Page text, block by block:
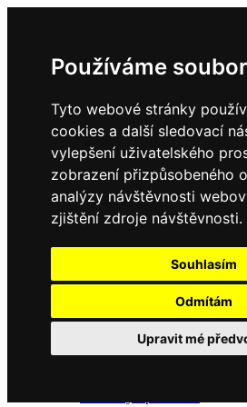
Používáme
Tyto webové stránky
cookies a další sledovací
vylepšení uživatelského
zobrazení přizpůsobeného
analýzy návštěvnosti
zjištění zdroje návštěvnosti.
Souhlasím
Odmítám
Upravit mé
Domů
Kontakty
Úřední deska
Vyhlášky
Složení zastupitelstva